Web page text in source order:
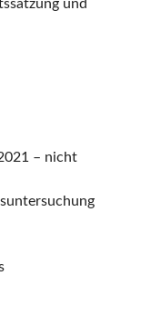
und
– nicht